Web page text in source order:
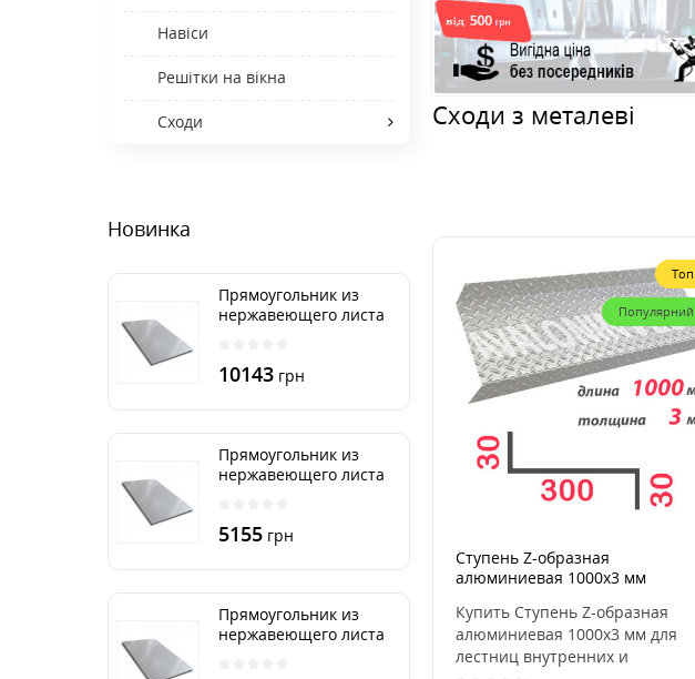
Навіси
Решітки на вікна
Сходи
Новинка
Прямоугольник из
нержавеющего листа
10143 грн
Прямоугольник из
нержавеющего листа
5155 грн
Прямоугольник из
нержавеющего листа
Сходи з металеві
Топ
Популярний
Ступень Z-образная
алюминиевая 1000x3 мм
Купить Ступень Z-образная
алюминиевая 1000x3 мм для
лестниц внутренних и